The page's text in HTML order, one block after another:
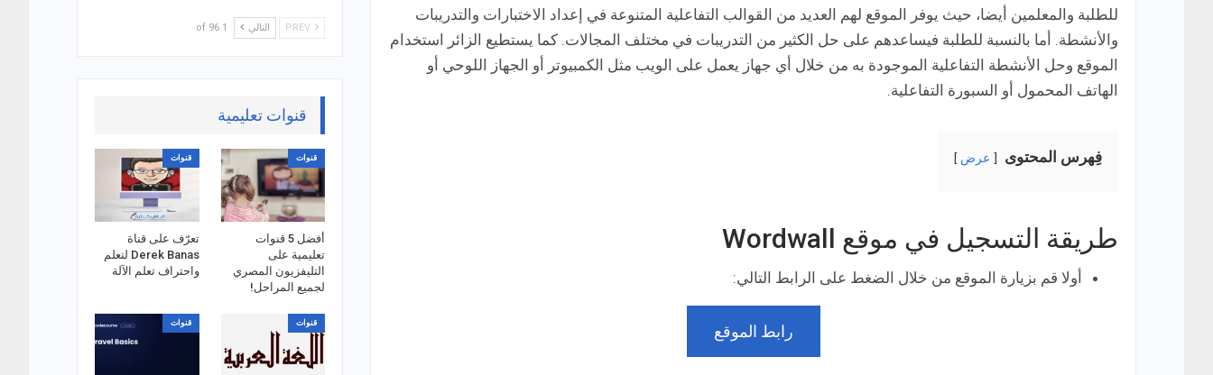
للطلبة والمعلمين أيضا، حيث يوفر الموقع لهم العديد من القوالب التفاعلية المتنوعة في إعداد الاختبارات والتدريبات
والأنشطة. أما بالنسبة للطلبة فيساعدهم على حل الكثير من التدريبات في مختلف المجالات. كما يستطيع الزائر استخدام
الموقع وحل الأنشطة التفاعلية الموجودة به من خلال أي جهاز يعمل على الويب مثل الكمبيوتر أو الجهاز اللوحي أو
الهاتف المحمول أو السبورة التفاعلية.
فِهرس المحتوى عرض
طريقة التسجيل في موقع Wordwall
أولا قم بزيارة الموقع من خلال الضغط على الرابط التالي:
رابط الموقع
التالي 1 of 96
قنوات تعليمية
قنوات
أفضل 5 قنوات
تعليمية على
التليفزيون المصري
لجميع المراحل!
قنوات
تعرّف على قناة
Derek Banas لتعلم
واحتراف تعلم الآلة
قنوات قنوات